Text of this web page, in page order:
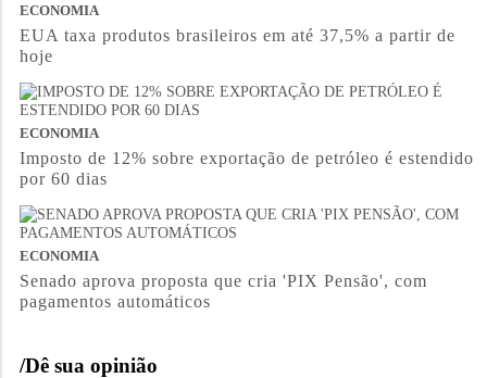
ECONOMIA
EUA taxa produtos brasileiros em até 37,5% a partir de
hoje
ECONOMIA
Imposto de 12% sobre exportação de petróleo é estendido
por 60 dias
ECONOMIA
Senado aprova proposta que cria 'PIX Pensão', com
pagamentos automáticos
/Dê sua opinião